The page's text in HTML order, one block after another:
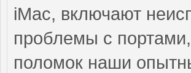
iMac, включают
проблемы с
поломок наши